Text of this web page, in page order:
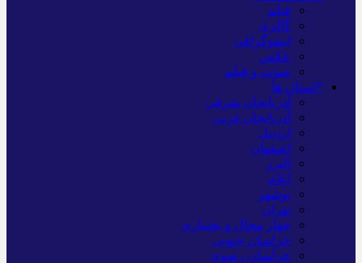
فیلم
گالری
اینفوگرافی
عکس
صوت و فیلم
*استان ها
آذربایجان شرقی
آذربایجان غربی
اردبیل
اصفهان
البرز
ایلام
بوشهر
تهران
چهار محال و بختیاری
خراسان جنوبی
خراسان رضوی